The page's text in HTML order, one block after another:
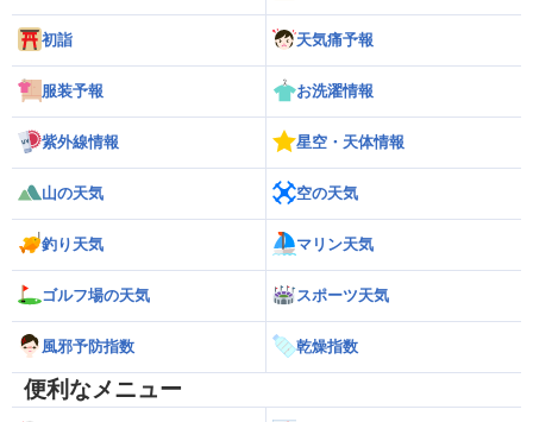
初詣 天気痛予報
服装予報 お洗濯情報
紫外線情報 星空・天体情報
山の天気 空の天気
釣り天気 マリン天気
ゴルフ場の天気 スポーツ天気
風邪予防指数 乾燥指数
便利なメニュー